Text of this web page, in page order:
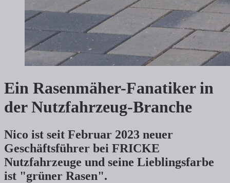
Ein Rasenmäher-Fanatiker in
der Nutzfahrzeug-Branche
Nico ist seit Februar 2023 neuer
Geschäftsführer bei FRICKE
Nutzfahrzeuge und seine Lieblingsfarbe
ist "grüner Rasen".